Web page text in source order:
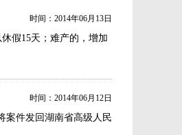
时间：2014年06月13日
假15天；难产的，增加
时间：2014年06月12日
案件发回湖南省高级人民